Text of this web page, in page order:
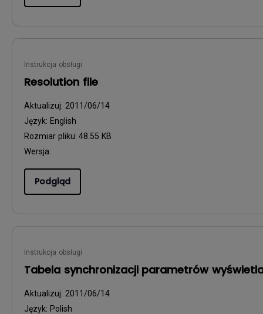
Instrukcja obsługi
Resolution file
Aktualizuj: 2011/06/14
Język: English
Rozmiar pliku: 48.55 KB
Wersja:
Podgląd
Instrukcja obsługi
Tabela synchronizacji parametrów
Aktualizuj: 2011/06/14
Język: Polish